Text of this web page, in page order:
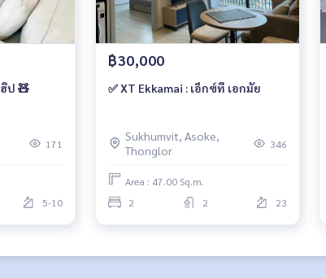
🧸Plus 38 Hip : พลัส 38 ฮิป 🧸
171
5-10
฿30,000
✅ XT Ekkamai : เอ็กซ์ที เอกมัย
Sukhumvit, Asoke,
Thonglor
346
Area : 47.00 Sq.m.
2
2 23